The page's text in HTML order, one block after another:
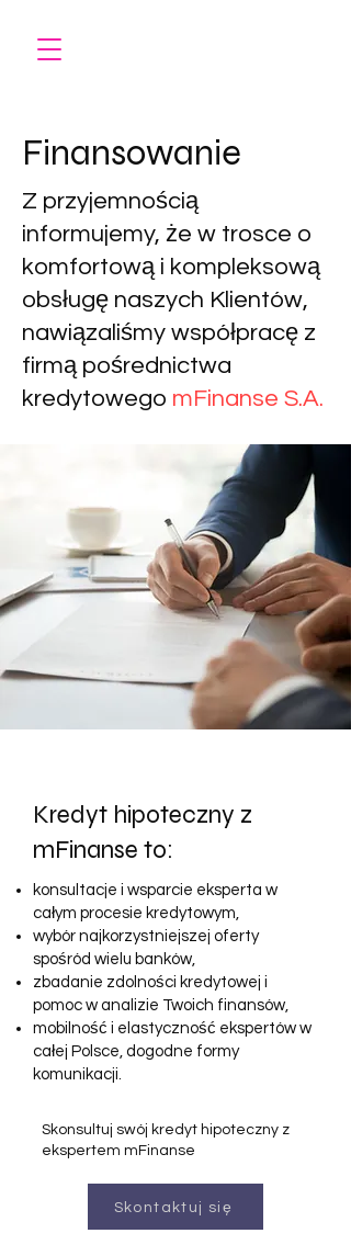
Finansowanie
Z przyjemnością
informujemy, że w trosce o
komfortową i kompleksową
obsługę naszych Klientów,
nawiązaliśmy współpracę z
firmą pośrednictwa
kredytowego mFinanse S.A.
Kredyt hipoteczny z
mFinanse to:
konsultacje i wsparcie eksperta w
całym procesie kredytowym,
wybór najkorzystniejszej oferty
spośród wielu banków,
zbadanie zdolności kredytowej i
pomoc w analizie Twoich finansów,
mobilność i elastyczność ekspertów w
całej Polsce, dogodne formy
komunikacji.
Skonsultuj swój kredyt hipoteczny z
ekspertem mFinanse
Skontaktuj się